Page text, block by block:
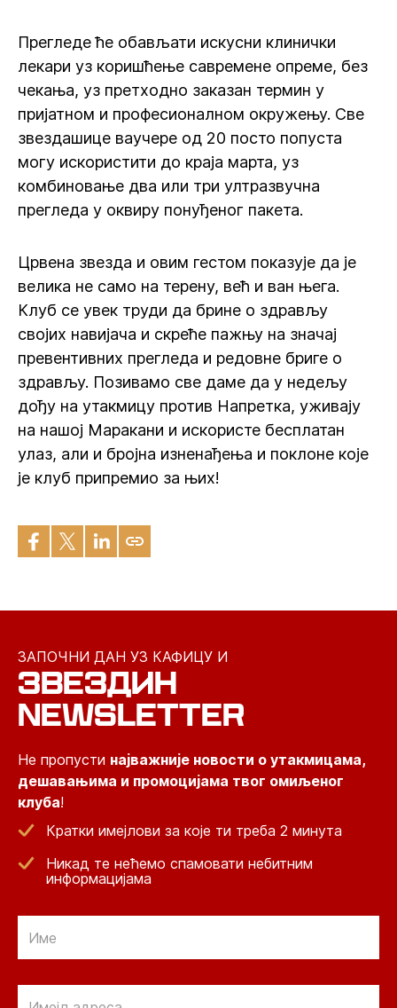
Прегледе ће обављати искусни клинички
лекари уз коришћење савремене опреме, без
чекања, уз претходно заказан термин у
пријатном и професионалном окружењу. Све
звездашице ваучере од 20 посто попуста
могу искористити до краја марта, уз
комбиновање два или три ултразвучна
прегледа у оквиру понуђеног пакета.
Црвена звезда и овим гестом показује да је
велика не само на терену, већ и ван њега.
Клуб се увек труди да брине о здрављу
својих навијача и скреће пажњу на значај
превентивних прегледа и редовне бриге о
здрављу. Позивамо све даме да у недељу
дођу на утакмицу против Напретка, уживају
на нашој Маракани и искористе бесплатан
улаз, али и бројна изненађења и поклоне које
је клуб припремио за њих!
ЗАПОЧНИ ДАН УЗ КАФИЦУ И
ЗВЕЗДИН
NEWSLETTER
Не пропусти најважније новости о утакмицама,
дешавањима и промоцијама твог омиљеног
клуба!
Кратки имејлови за које ти треба 2 минута
Никад те нећемо спамовати небитним
информацијама